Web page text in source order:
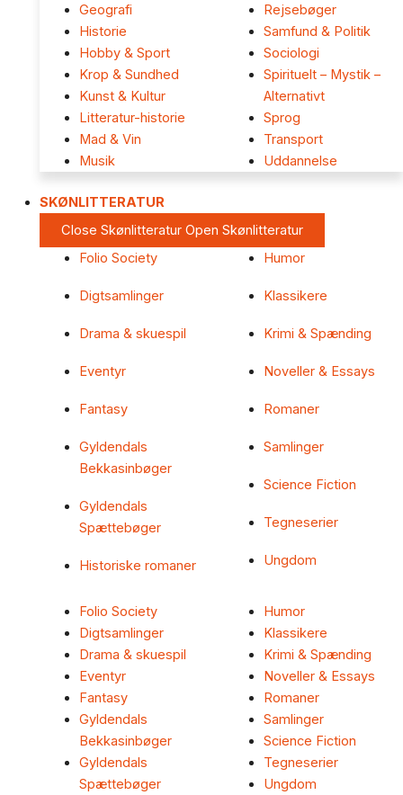
Geografi
Historie
Hobby & Sport
Krop & Sundhed
Kunst & Kultur
Litteratur-historie
Mad & Vin
Musik
Rejsebøger
Samfund & Politik
Sociologi
Spirituelt – Mystik –
Alternativt
Sprog
Transport
Uddannelse
SKØNLITTERATUR
Close Skønlitteratur Open Skønlitteratur
Folio Society
Digtsamlinger
Drama & skuespil
Eventyr
Fantasy
Gyldendals
Bekkasinbøger
Gyldendals
Spættebøger
Historiske romaner
Humor
Klassikere
Krimi & Spænding
Noveller & Essays
Romaner
Samlinger
Science Fiction
Tegneserier
Ungdom
Folio Society
Digtsamlinger
Drama & skuespil
Eventyr
Fantasy
Gyldendals
Bekkasinbøger
Gyldendals
Spættebøger
Humor
Klassikere
Krimi & Spænding
Noveller & Essays
Romaner
Samlinger
Science Fiction
Tegneserier
Ungdom